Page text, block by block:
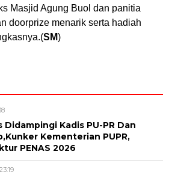
Masjid Agung Buol dan panitia
doorprize menarik serta hadiah
SM)
Didampingi Kadis PU-PR Dan
Kementerian PUPR,
PENAS 2026